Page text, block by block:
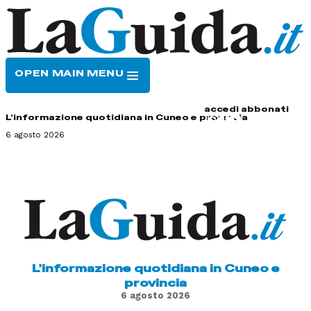
OPEN MAIN MENU
accedi abbonati
L'informazione quotidiana in Cuneo e provincia
6 agosto 2026
L'informazione quotidiana in Cuneo e
provincia
6 agosto 2026